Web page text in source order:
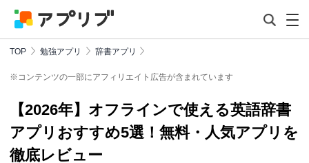
TOP 勉強アプリ 辞書アプリ
※コンテンツの一部にアフィリエイト広告が含まれています
【2026年】オフラインで使える英語辞書
アプリおすすめ5選！無料・人気アプリを
徹底レビュー